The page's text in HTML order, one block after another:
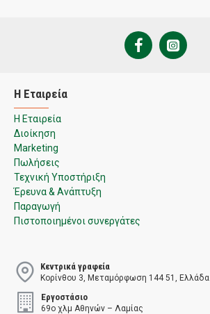
Η Εταιρεία
Η Εταιρεία
Διοίκηση
Marketing
Πωλήσεις
Τεχνική Υποστήριξη
Έρευνα & Ανάπτυξη
Παραγωγή
Πιστοποιημένοι συνεργάτες
Κεντρικά γραφεία
Κορίνθου 3, Μεταμόρφωση 144 51, Ελλάδα
Εργοστάσιο
69ο χλμ Αθηνών – Λαμίας